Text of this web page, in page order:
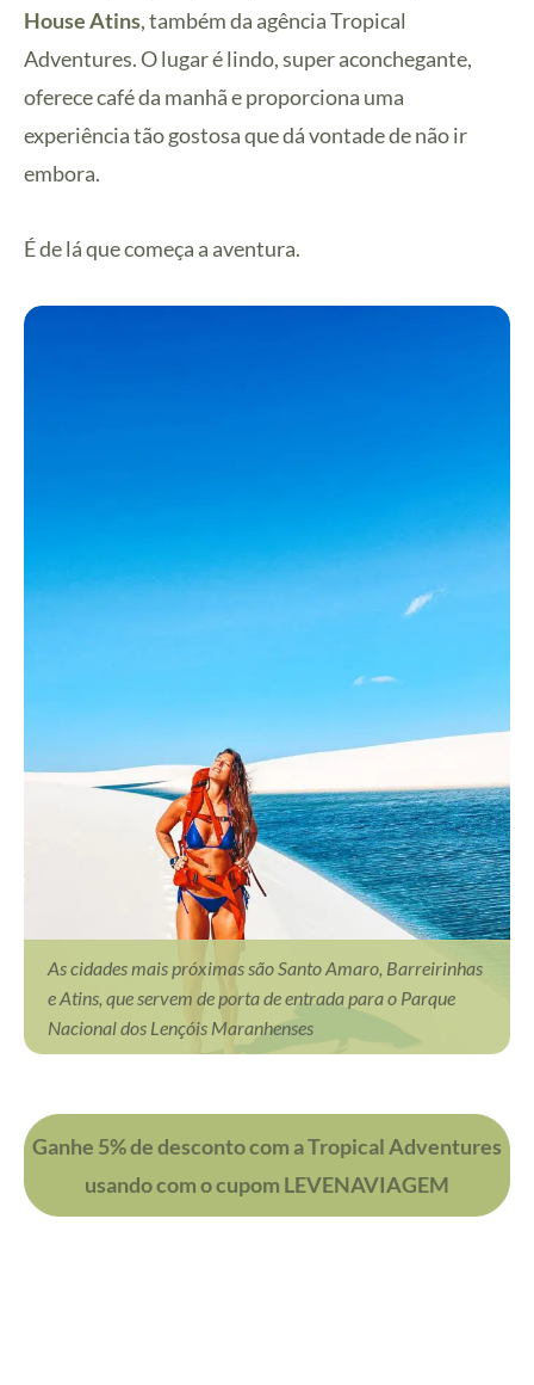
House Atins, também da agência Tropical
Adventures. O lugar é lindo, super aconchegante,
oferece café da manhã e proporciona uma
experiência tão gostosa que dá vontade de não ir
embora.
É de lá que começa a aventura.
As cidades mais próximas são Santo Amaro, Barreirinhas
e Atins, que servem de porta de entrada para o Parque
Nacional dos Lençóis Maranhenses
Ganhe 5% de desconto com a Tropical Adventures
usando com o cupom LEVENAVIAGEM